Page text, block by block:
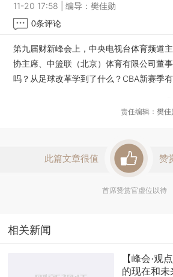
11-20 17:58 |编导：樊佳勋
0条评论
第九届财新峰会上，中央电视台体育频道
协主席、中篮联（北京）体育有限公司董
吗？从足球改革学到了什么？CBA新赛季
责任编辑：樊
此篇文章很值 赞
首席赞赏官虚位以待
相关新闻
【峰会·观
的现在和未